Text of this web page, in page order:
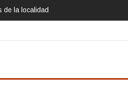
de la localidad